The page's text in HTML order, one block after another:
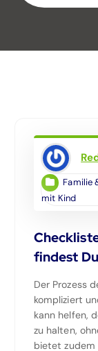
Familie
mit Kind
findest
Der Prozess
kompliziert
kann helfen,
zu halten,
bietet zudem